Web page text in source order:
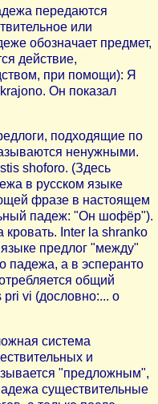
передаются
или
обозначает предмет,
действие,
при помощи): Я
Он показал
подходящие по
ненужными.
shoforo. (Здесь
в русском языке
фразе в настоящем
падеж: "Он шофёр").
Inter la shranko
предлог "между"
падежа, а в эсперанто
общий
vi (дословно:... о
система
и
"предложным",
существительные